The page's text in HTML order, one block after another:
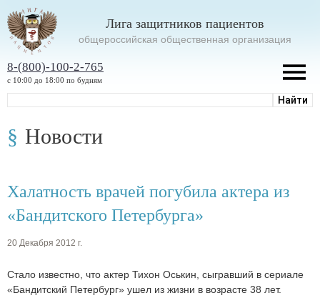
Лига защитников пациентов
oбщероссийская общественная организация
8-(800)-100-2-765
с 10:00 до 18:00 по будням
Новости
Халатность врачей погубила актера из
«Бандитского Петербурга»
20 Декабря 2012 г.
Стало известно, что актер Тихон Оськин, сыгравший в сериале
«Бандитский Петербург» ушел из жизни в возрасте 38 лет.